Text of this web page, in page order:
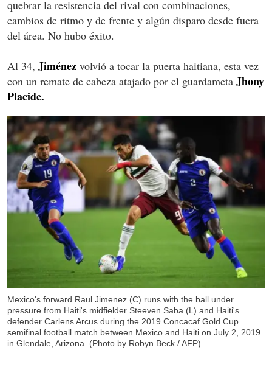
quebrar la resistencia del rival con combinaciones,
cambios de ritmo y de frente y algún disparo desde fuera
del área. No hubo éxito.
Al 34, Jiménez volvió a tocar la puerta haitiana, esta vez
con un remate de cabeza atajado por el guardameta Jhony
Placide.
Mexico's forward Raul Jimenez (C) runs with the ball under
pressure from Haiti's midfielder Steeven Saba (L) and Haiti's
defender Carlens Arcus during the 2019 Concacaf Gold Cup
semifinal football match between Mexico and Haiti on July 2, 2019
in Glendale, Arizona. (Photo by Robyn Beck / AFP)